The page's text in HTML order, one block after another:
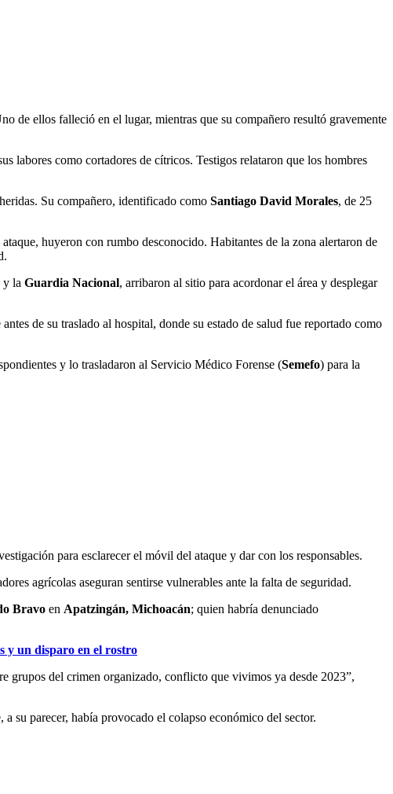
de ellos falleció en el lugar, mientras que su compañero resultó gravemente
labores como cortadores de cítricos. Testigos relataron que los hombres
Su compañero, identificado como Santiago David Morales, de 25
huyeron con rumbo desconocido. Habitantes de la zona alertaron de
y la Guardia Nacional, arribaron al sitio para acordonar el área y desplegar
de su traslado al hospital, donde su estado de salud fue reportado como
y lo trasladaron al Servicio Médico Forense (Semefo) para la
para esclarecer el móvil del ataque y dar con los responsables.
agrícolas aseguran sentirse vulnerables ante la falta de seguridad.
Bravo en Apatzingán, Michoacán; quien habría denunciado
y un disparo en el rostro
grupos del crimen organizado, conflicto que vivimos ya desde 2023”,
su parecer, había provocado el colapso económico del sector.